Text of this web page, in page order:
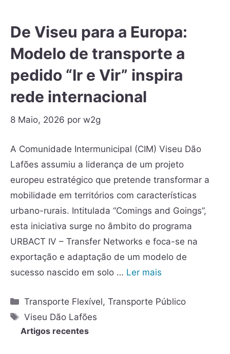
De Viseu para a Europa:
Modelo de transporte a
pedido “Ir e Vir” inspira
rede internacional
8 Maio, 2026 por w2g
A Comunidade Intermunicipal (CIM) Viseu Dão
Lafões assumiu a liderança de um projeto
europeu estratégico que pretende transformar a
mobilidade em territórios com características
urbano-rurais. Intitulada “Comings and Goings”,
esta iniciativa surge no âmbito do programa
URBACT IV – Transfer Networks e foca-se na
exportação e adaptação de um modelo de
sucesso nascido em solo … Ler mais
Transporte Flexível,Transporte Público
Viseu Dão Lafões
Artigos recentes